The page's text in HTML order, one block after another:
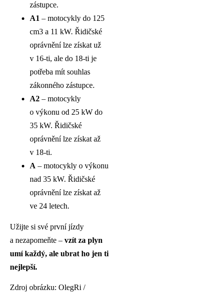
zástupce.
A1 – motocykly do 125
cm3 a 11 kW. Řidičské
oprávnění lze získat už
v 16-ti, ale do 18-ti je
potřeba mít souhlas
zákonného zástupce.
A2 – motocykly
o výkonu od 25 kW do
35 kW. Řidičské
oprávnění lze získat až
v 18-ti.
A – motocykly o výkonu
nad 35 kW. Řidičské
oprávnění lze získat až
ve 24 letech.
Užijte si své první jízdy
a nezapomeňte – vzít za plyn
umí každý, ale ubrat ho jen ti
nejlepší.
Zdroj obrázku: OlegRi /